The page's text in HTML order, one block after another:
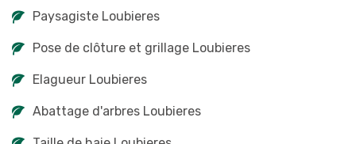
Paysagiste Loubieres
Pose de clôture et grillage Loubieres
Elagueur Loubieres
Abattage d'arbres Loubieres